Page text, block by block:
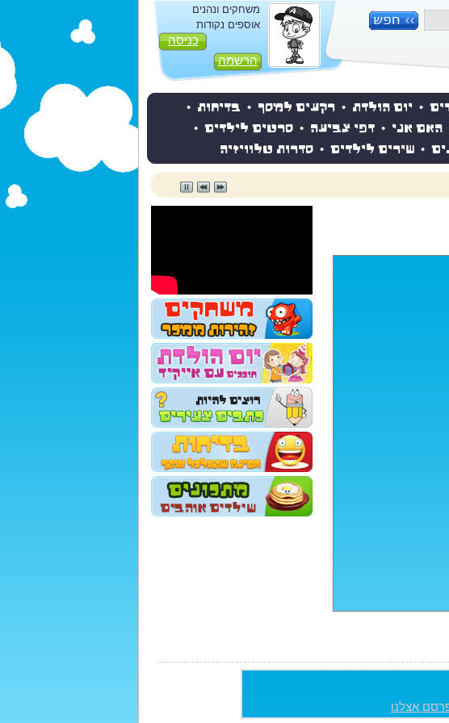
משחקים ונהנים
אוספים נקודות
כניסה
הרשמה
• יום הולדת • רקעים למסך • בדיחות •
האם אני • דפי צביעה • סרטים לילדים •
• שירים לילדים • סדרות טלוויזיה
אצלנו